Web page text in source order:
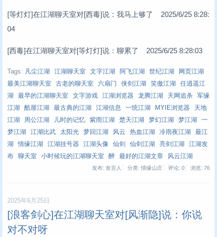
[等灯灯]在江湖聊天室对[西毒]说：我马上够了 2025/6/25 8:28:
04
[西毒]在江湖聊天室对[等灯灯]说：聊累了 2025/6/25 8:28:03
Tags: 凡尘江湖 江湖聊天室 文字江湖 阿飞江湖 世纪江湖
网页江湖
最美江湖聊天室
古老的聊天室 六扇门 侠剑江湖 笑傲江湖
任逍遥江
湖
最早的江湖聊天室 文字游戏 江湖浏览器 龙腾江湖 天网追杀
军缘
江湖
酷屋江湖 最古典的江湖 江湖信息 一统江湖 MYIE浏览器
天地
江湖
周公江湖 儿时的记忆 紫雨江湖 楚天江湖 梦幻江湖 梦江湖
一
梦江湖
江湖比武 太阳光 梦回江湖 风云 热血江湖 冷雨夜江湖
最江
湖
情缘江湖 江湖挂号器 江湖头像 仙剑 仙剑江湖 亮剑江湖
江湖发
布
聊天室 小时候玩的江湖聊天室 醉 最好的江湖文章 风云江湖
发布: 发言人 分类: 情缘山庄 评论: 0 浏览: 76
2025年6月25日
[浪客剑心]在江湖聊天室对[风渐隐]说：你说
对不对呀